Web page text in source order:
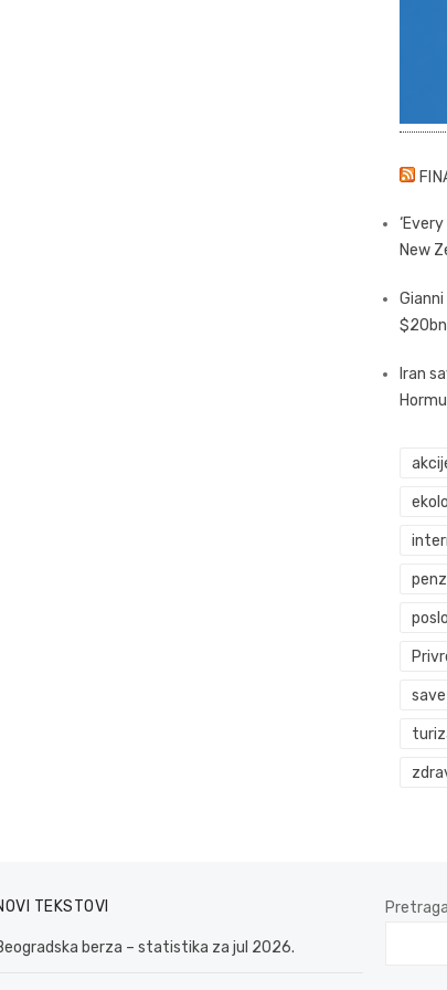
New
Iran
TEKSTOVI
berza – statistika za jul 2026.
Pretraga